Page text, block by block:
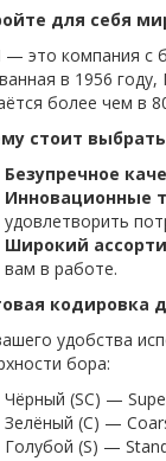
для себя
— это компания с
в 1956 году,
более чем в
стоит выбрать
Безупречное
Инновационные
удовлетворить
Широкий
вам в работе.
кодировка
удобства
бора:
Чёрный (SC) —
Зелёный (C) —
Голубой (S) —